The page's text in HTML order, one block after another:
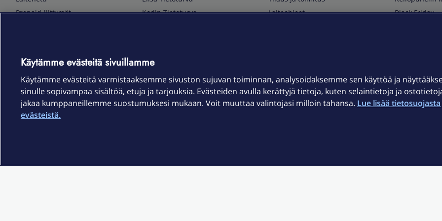
Prepaid-liittymät
TV & audio
Kodinkoneet
Kamerat ja dronet
Kellot ja rannekkeet
Kodin Tietoturva
Elisa Kotiverkko
Elisa Pilvilinna
Elisa Laiteturva
Elisa Rinnakkaisliittymät
Laiteohjeet
Kuuluvuuskartta
Asiakastiedotteet
OmaElisa-sovellus
Black Friday
Käytämme evästeitä sivuillamme
Käytämme evästeitä varmistaaksemme sivuston sujuvan toiminnan, analysoidaksemme sen käyttöä ja
sinulle sopivampaa sisältöä, etuja ja tarjouksia. Evästeiden avulla kerättyjä tietoja, kuten selaintietoja ja
jakaa kumppaneillemme suostumuksesi mukaan. Voit muuttaa valintojasi milloin tahansa. Lue lisää tietosuojasta
evästeistä.